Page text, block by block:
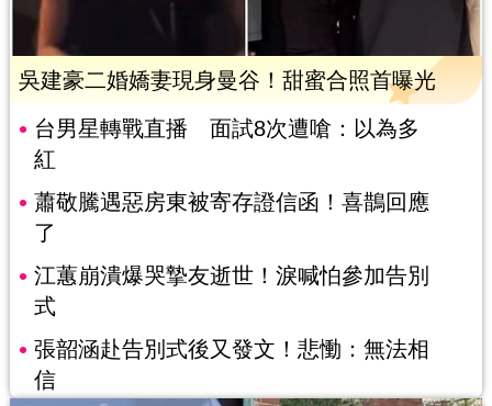
吳建豪二婚嬌妻現身曼谷！甜蜜合照首曝光
台男星轉戰直播 面試8次遭嗆：以為多
紅
蕭敬騰遇惡房東被寄存證信函！喜鵲回應
了
江蕙崩潰爆哭摯友逝世！淚喊怕參加告別
式
張韶涵赴告別式後又發文！悲慟：無法相
信